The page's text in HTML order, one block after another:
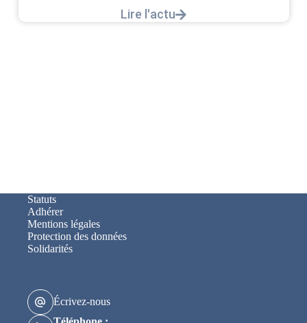
Lire l'actu
Statuts
Adhérer
Mentions légales
Protection des données
Solidarités
Écrivez-nous